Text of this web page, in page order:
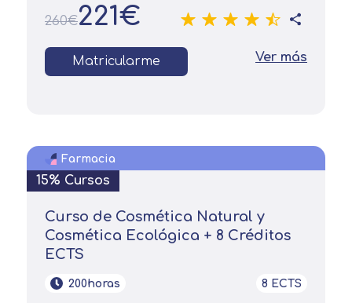
260€221€
Matricularme Ver más
Farmacia
15% Cursos
Curso de Cosmética Natural y
Cosmética Ecológica + 8 Créditos
ECTS
200horas 8 ECTS